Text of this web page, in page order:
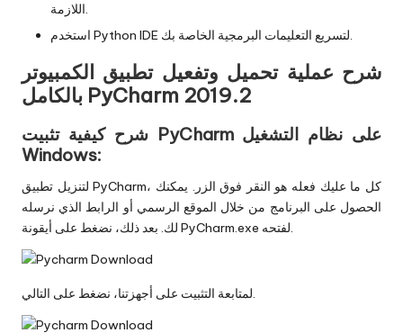
اللازمة.
شرح عملية تحميل وتفعيل تطبيق الكمبيوتر
بالكامل PyCharm 2019.2
شرح كيفية تثبيت PyCharm على نظام التشغيل
Windows:
لتنزيل تطبيق PyCharm، كل ما عليك فعله هو النقر فوق الزر. يمكنك
الحصول على البرنامج من خلال الموقع الرسمي أو الرابط الذي نرسله
لك. بعد ذلك، نضغط على أيقونة PyCharm.exe لفتحه.
لمتابعة التثبيت على أجهزتنا، نضغط على التالي.